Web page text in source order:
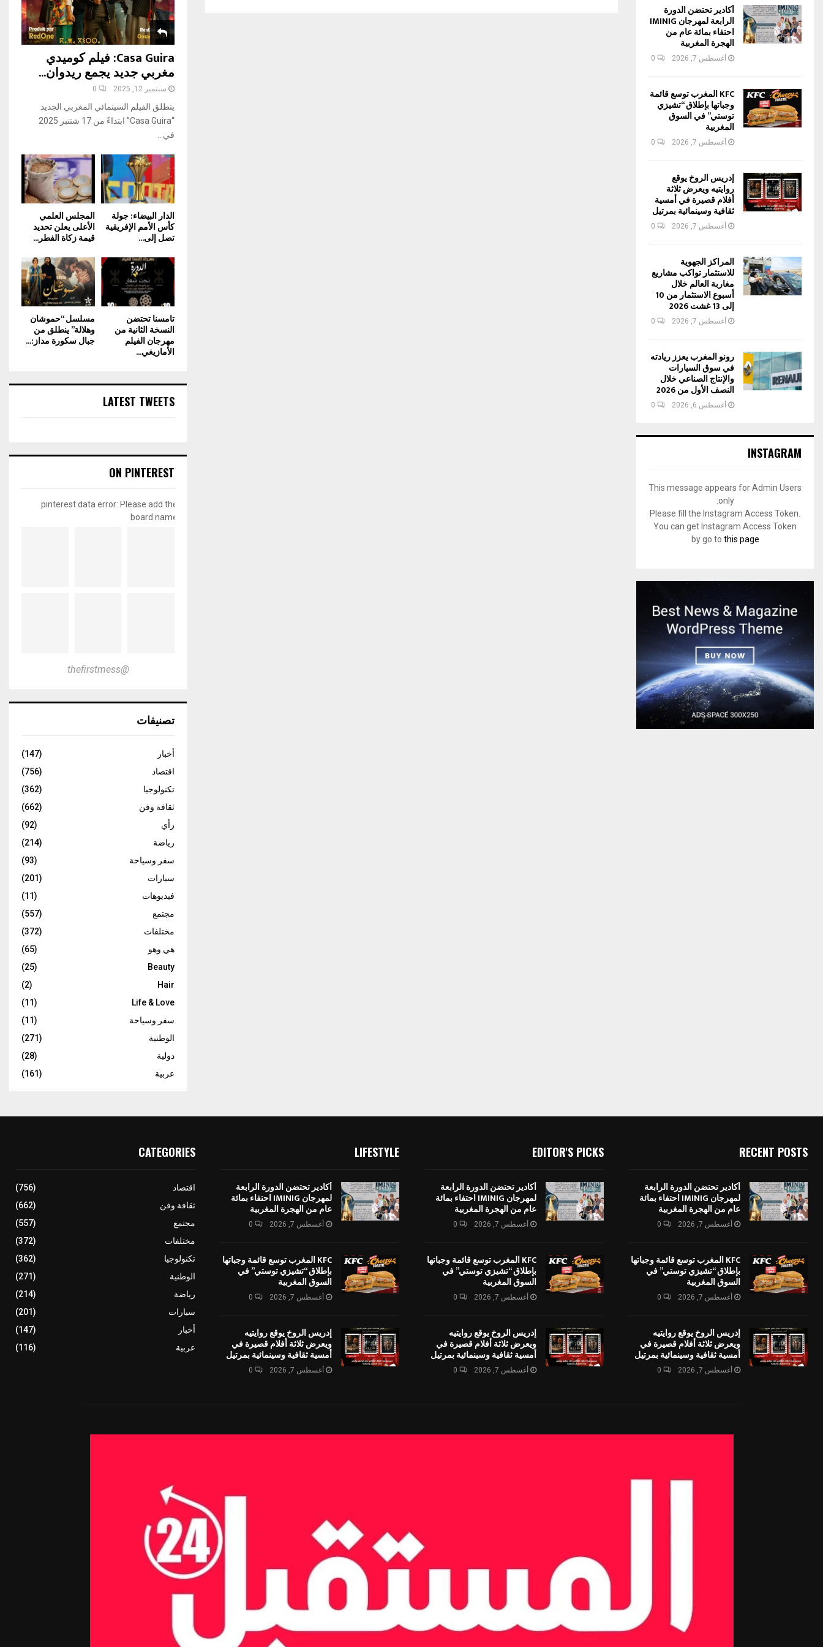
أكادير تحتضن الدورة
الرابعة لمهرجان IMINIG
احتفاء بمائة عام من
الهجرة المغربية
أغسطس 7, 2026 0
KFC المغرب توسع قائمة
وجباتها بإطلاق “تشيزي
توستي” في السوق
المغربية
أغسطس 7, 2026 0
إدريس الروخ يوقع
روايتيه ويعرض ثلاثة
أفلام قصيرة في أمسية
ثقافية وسينمائية بمرتيل
أغسطس 7, 2026 0
المراكز الجهوية
للاستثمار تواكب مشاريع
مغاربة العالم خلال
أسبوع الاستثمار من 10
إلى 13 غشت 2026
أغسطس 7, 2026 0
رونو المغرب يعزز ريادته
في سوق السيارات
والإنتاج الصناعي خلال
النصف الأول من 2026
أغسطس 6, 2026 0
INSTAGRAM
This message appears for Admin Users
only:
Please fill the Instagram Access Token.
You can get Instagram Access Token
by go to this page
Casa Guira: فيلم كوميدي
مغربي جديد يجمع ريدوان...
سبتمبر 12, 2025 0
ينطلق الفيلم السينمائي المغربي الجديد
“Casa Guira” ابتداءً من 17 شتنبر 2025
في...
المجلس العلمي
الأعلى يعلن تحديد
قيمة زكاة الفطر...
الدار البيضاء: جولة
كأس الأمم الإفريقية
تصل إلى...
مسلسل “حموشان
وهلالة” ينطلق من
جبال سكورة مداز:...
تامسنا تحتضن
النسخة الثانية من
مهرجان الفيلم
الأمازيغي...
LATEST TWEETS
ON PINTEREST
pinterest data error: Please add the
board name
@thefirstmess
تصنيفات
أخبار
(147)
اقتصاد
(756)
تكنولوجيا
(362)
ثقافة وفن
(662)
رأي
(92)
رياضة
(214)
سفر وسياحة
(93)
سيارات
(201)
فيديوهات
(11)
مجتمع
(557)
مختلفات
(372)
هي وهو
(65)
Beauty
(25)
Hair
(2)
Life & Love
(11)
سفر وسياحة
(11)
الوطنية
(271)
دولية
(28)
عربية
(161)
RECENT POSTS
أكادير تحتضن الدورة الرابعة
لمهرجان IMINIG احتفاء بمائة
عام من الهجرة المغربية
أغسطس 7, 2026 0
KFC المغرب توسع قائمة وجباتها
بإطلاق “تشيزي توستي” في
السوق المغربية
أغسطس 7, 2026 0
إدريس الروخ يوقع روايتيه
ويعرض ثلاثة أفلام قصيرة في
أمسية ثقافية وسينمائية بمرتيل
أغسطس 7, 2026 0
EDITOR'S PICKS
أكادير تحتضن الدورة الرابعة
لمهرجان IMINIG احتفاء بمائة
عام من الهجرة المغربية
أغسطس 7, 2026 0
KFC المغرب توسع قائمة وجباتها
بإطلاق “تشيزي توستي” في
السوق المغربية
أغسطس 7, 2026 0
إدريس الروخ يوقع روايتيه
ويعرض ثلاثة أفلام قصيرة في
أمسية ثقافية وسينمائية بمرتيل
أغسطس 7, 2026 0
LIFESTYLE
أكادير تحتضن الدورة الرابعة
لمهرجان IMINIG احتفاء بمائة
عام من الهجرة المغربية
أغسطس 7, 2026 0
KFC المغرب توسع قائمة وجباتها
بإطلاق “تشيزي توستي” في
السوق المغربية
أغسطس 7, 2026 0
إدريس الروخ يوقع روايتيه
ويعرض ثلاثة أفلام قصيرة في
أمسية ثقافية وسينمائية بمرتيل
أغسطس 7, 2026 0
CATEGORIES
اقتصاد
(756)
ثقافة وفن
(662)
مجتمع
(557)
مختلفات
(372)
تكنولوجيا
(362)
الوطنية
(271)
رياضة
(214)
سيارات
(201)
أخبار
(147)
عربية
(116)